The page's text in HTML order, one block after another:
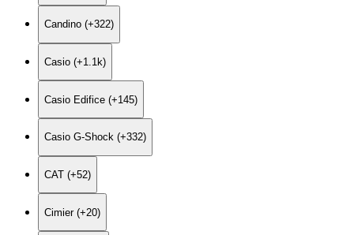
Candino (+322)
Casio (+1.1k)
Casio Edifice (+145)
Casio G-Shock (+332)
CAT (+52)
Cimier (+20)